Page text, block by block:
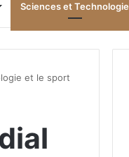
Sciences et Technologie
et le sport